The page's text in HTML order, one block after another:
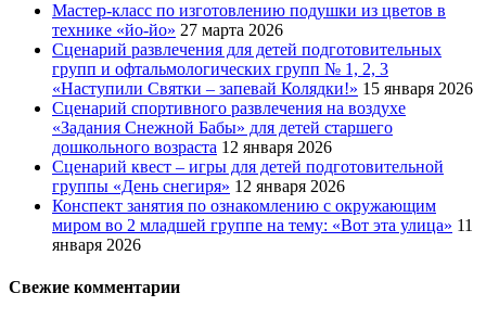
Мастер-класс по изготовлению подушки из цветов в
технике «йо-йо» 27 марта 2026
Сценарий развлечения для детей подготовительных
групп и офтальмологических групп № 1, 2, 3
«Наступили Святки – запевай Колядки!» 15 января 2026
Сценарий спортивного развлечения на воздухе
«Задания Снежной Бабы» для детей старшего
дошкольного возраста 12 января 2026
Сценарий квест – игры для детей подготовительной
группы «День снегиря» 12 января 2026
Конспект занятия по ознакомлению с окружающим
миром во 2 младшей группе на тему: «Вот эта улица» 11
января 2026
Свежие комментарии